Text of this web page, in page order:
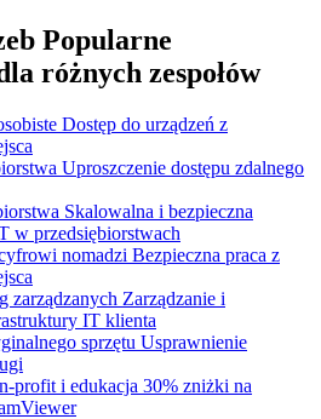
Popularne
różnych zespołów
Dostęp do urządzeń z
Uproszczenie dostępu zdalnego
Skalowalna i bezpieczna
w przedsiębiorstwach
nomadzi Bezpieczna praca z
zarządzanych Zarządzanie i
IT klienta
sprzętu Usprawnienie
profit i edukacja 30% zniżki na